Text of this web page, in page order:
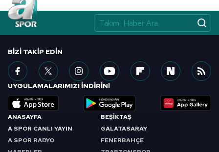
ANASAYFA
A SPOR CANLI YAYIN
A SPOR RADYO
BEŞİKTAŞ
GALATASARAY
FENERBAHÇE
BIZI TAKIP EDIN
UYGULAMALARIMIZI İNDİRİN!